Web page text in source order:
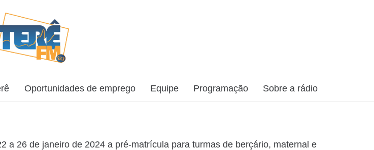
Oportunidades de emprego Equipe Programação Sobre a rádio
a 26 de janeiro de 2024 a pré-matrícula para turmas de berçário, maternal e